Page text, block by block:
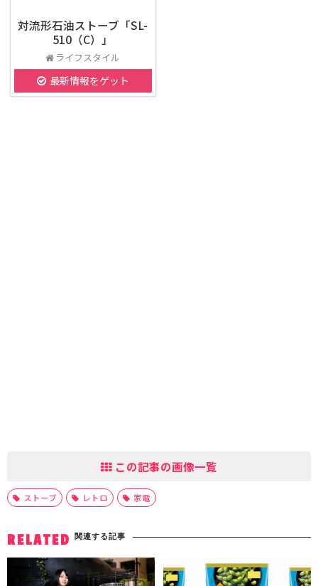
対流形石油ストーブ「SL-
510（C）」
ライフスタイル
最新情報をゲット
この記事の画像一覧
ストーブ レトロ 家電
RELATED 関連する記事